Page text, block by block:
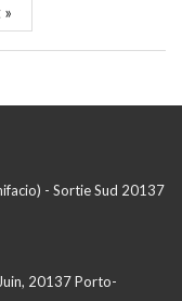
- Sortie Sud 20137
20137 Porto-